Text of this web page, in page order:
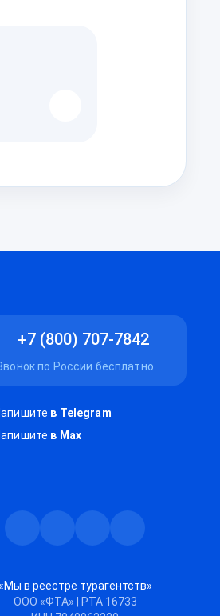
+7 (800) 707-7842
по России бесплатно
в Telegram
в Max
ТелеграмMax Дзен ВКонтакте
«Мы в реестре турагентств»
ООО «ФТА» | РТА 16733